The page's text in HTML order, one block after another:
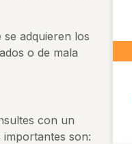
adquieren los
o de mala
con un
son: